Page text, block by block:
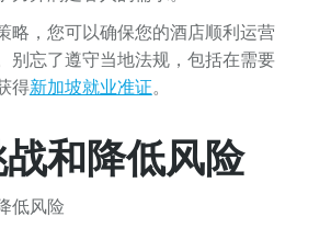
略，您可以确保您的酒店顺利运营
别忘了遵守当地法规，包括在需要
得新加坡就业准证。
和降低风险